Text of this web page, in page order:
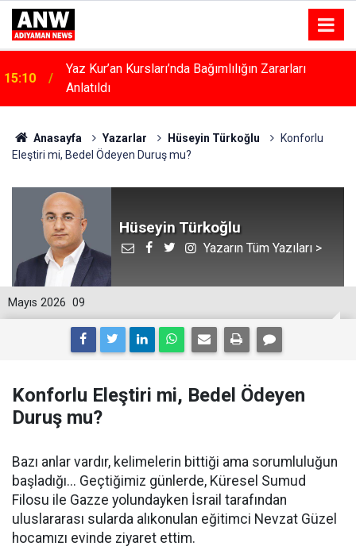
15:04
Kahta’da Kadınlara Özel Yaşam Ve Yüzme Merkezi
Yükseliyor
Anasayfa Yazarlar Hüseyin Türkoğlu
Konforlu
Eleştiri mi, Bedel Ödeyen Duruş mu?
Hüseyin Türkoğlu
Yazarın Tüm Yazıları >
09
Mayıs 2026
Konforlu Eleştiri mi, Bedel Ödeyen
Duruş mu?
Bazı anlar vardır, kelimelerin bittiği ama sorumluluğun
başladığı... Geçtiğimiz günlerde, Küresel Sumud
Filosu ile Gazze yolundayken İsrail tarafından
uluslararası sularda alıkonulan eğitimci Nevzat Güzel
hocamızı evinde ziyaret ettim.